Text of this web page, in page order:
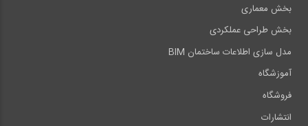
بخش معماری
بخش طراحی عملکردی
مدل سازی اطلاعات ساختمان BIM
آموزشگاه
فروشگاه
انتشارات